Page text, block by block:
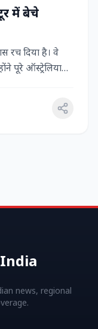
में बेचे
रच दिया है। वे
पूरे ऑस्ट्रेलिया
news, regional